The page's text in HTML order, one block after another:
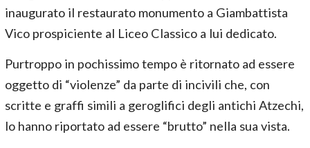
inaugurato il restaurato monumento a Giambattista
Vico prospiciente al Liceo Classico a lui dedicato.
Purtroppo in pochissimo tempo è ritornato ad essere
oggetto di “violenze” da parte di incivili che, con
scritte e graffi simili a geroglifici degli antichi Atzechi,
lo hanno riportato ad essere “brutto” nella sua vista.